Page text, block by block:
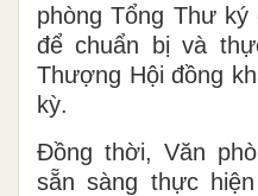
phòng Tổng Thư
để chuẩn bị và
Thượng Hội đồng
kỳ.
Đồng thời, Văn
sẵn sàng thực